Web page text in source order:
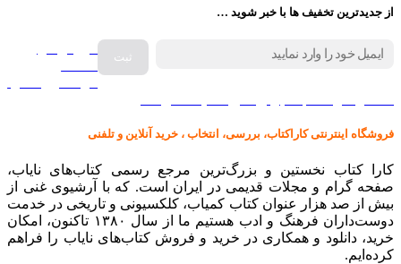
از جدیدترین تخفیف ها با خبر شوید …
فروش انواع
فروشگاه اینترنتی کاراکتاب، بررسی، انتخاب ، خرید آنلاین و تلفنی
کارا کتاب نخستین و بزرگ‌ترین مرجع رسمی کتاب‌های نایاب،
صفحه گرام و مجلات قدیمی در ایران است. که با آرشیوی غنی از
بیش از صد هزار عنوان کتاب کمیاب، کلکسیونی و تاریخی در خدمت
دوست‌داران فرهنگ و ادب هستیم ما از سال ۱۳۸۰ تاکنون، امکان
خرید، دانلود و همکاری در خرید و فروش کتاب‌های نایاب را فراهم
کرده‌ایم.